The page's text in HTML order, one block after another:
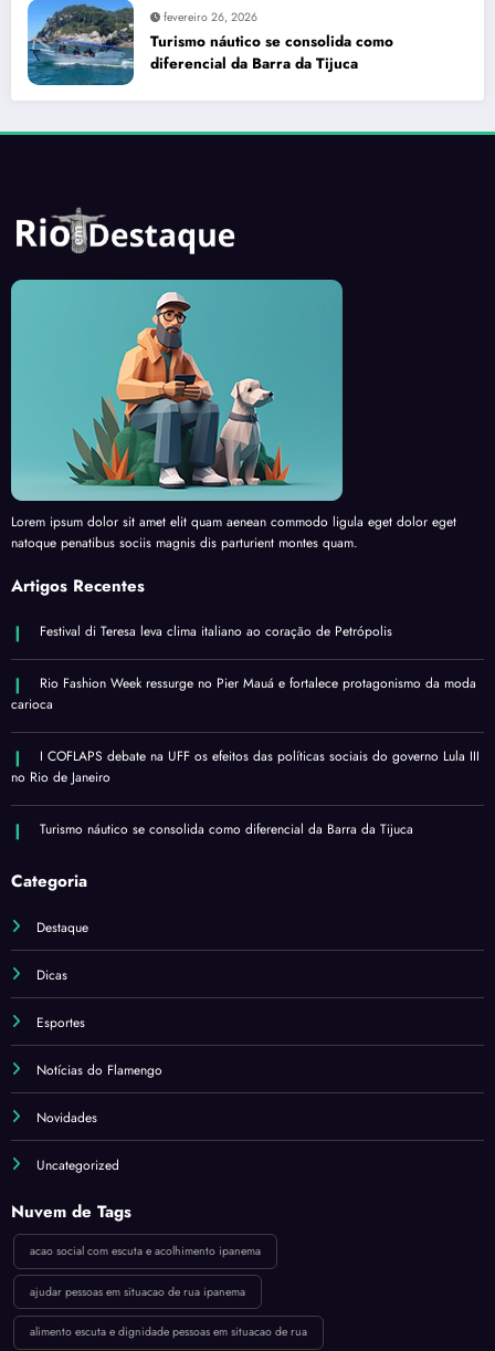
fevereiro 26, 2026
Turismo náutico se consolida como
diferencial da Barra da Tijuca
Lorem ipsum dolor sit amet elit quam aenean commodo ligula eget dolor eget
natoque penatibus sociis magnis dis parturient montes quam.
Artigos Recentes
Festival di Teresa leva clima italiano ao coração de Petrópolis
Rio Fashion Week ressurge no Pier Mauá e fortalece protagonismo da moda
carioca
I COFLAPS debate na UFF os efeitos das políticas sociais do governo Lula III
no Rio de Janeiro
Turismo náutico se consolida como diferencial da Barra da Tijuca
Categoria
Destaque
Dicas
Esportes
Notícias do Flamengo
Novidades
Uncategorized
Nuvem de Tags
acao social com escuta e acolhimento ipanema
ajudar pessoas em situacao de rua ipanema
alimento escuta e dignidade pessoas em situacao de rua